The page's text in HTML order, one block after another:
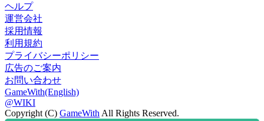
ヘルプ
運営会社
採用情報
利用規約
プライバシーポリシー
広告のご案内
お問い合わせ
GameWith(English)
@WIKI
Copyright (C) GameWith All Rights Reserved.